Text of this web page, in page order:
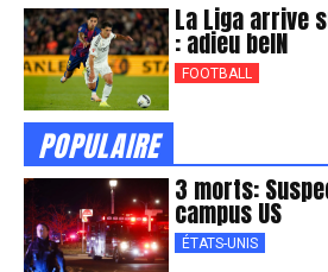
La Liga arrive
: adieu beIN
FOOTBALL
POPULAIRE
3 morts:
campus US
ÉTATS-UNIS